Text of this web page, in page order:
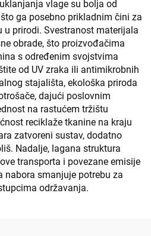
vlage su bolja od
ga posebno prikladnim čini za
u prirodi. Svestranost materijala
obrade, što proizvođačima
s određenim svojstvima
od UV zraka ili antimikrobnih
stajališta, ekološka priroda
dajući poslovnim
na rastućem tržištu
reciklaže tkanine na kraju
zatvoreni sustav, dodatno
Nadalje, lagana struktura
transporta i povezane emisije
nabora smanjuje potrebu za
održavanja.